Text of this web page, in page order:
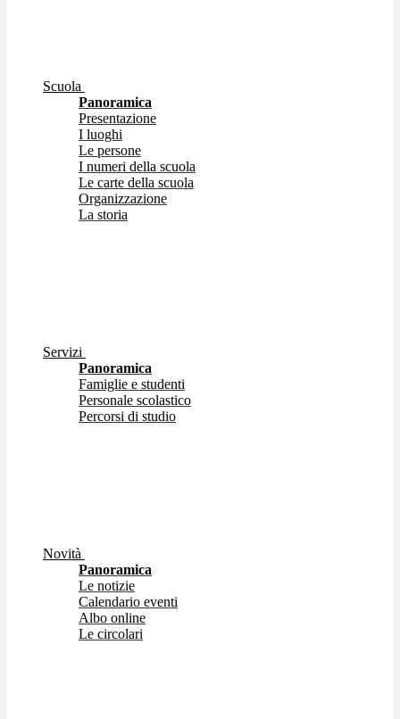
Scuola
Panoramica
Presentazione
I luoghi
Le persone
I numeri della scuola
Le carte della scuola
Organizzazione
La storia
Servizi
Panoramica
Famiglie e studenti
Personale scolastico
Percorsi di studio
Novità
Panoramica
Le notizie
Calendario eventi
Albo online
Le circolari